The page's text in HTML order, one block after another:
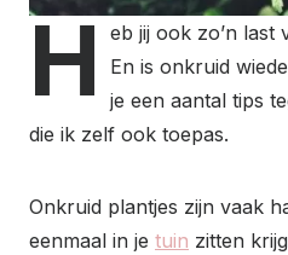
H
eb jij ook zo’n last
En is onkruid
je een aantal tips
die ik zelf ook toepas.
Onkruid plantjes zijn vaak
eenmaal in je tuin zitten